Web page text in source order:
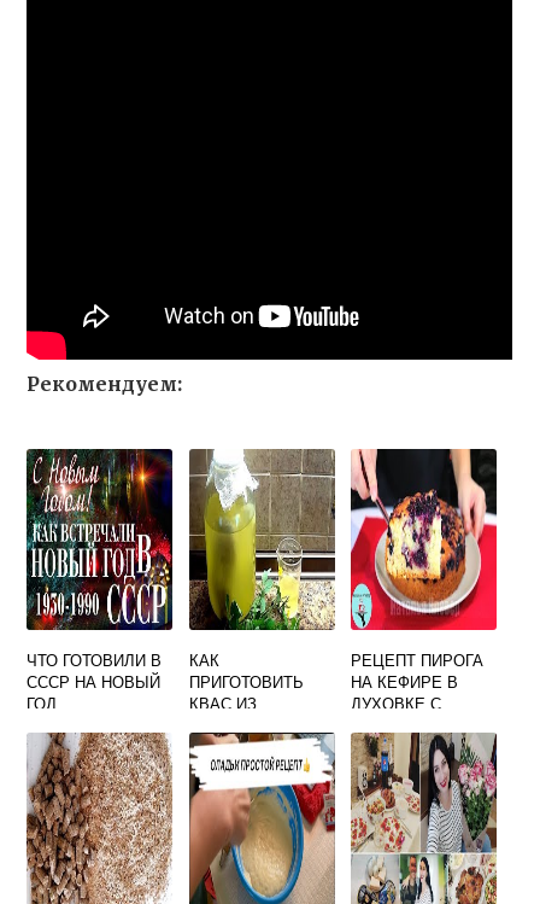
Рекомендуем:
ЧТО ГОТОВИЛИ В
СССР НА НОВЫЙ
ГОД
КАК
ПРИГОТОВИТЬ
КВАС ИЗ
РЕЦЕПТ ПИРОГА
НА КЕФИРЕ В
ДУХОВКЕ С